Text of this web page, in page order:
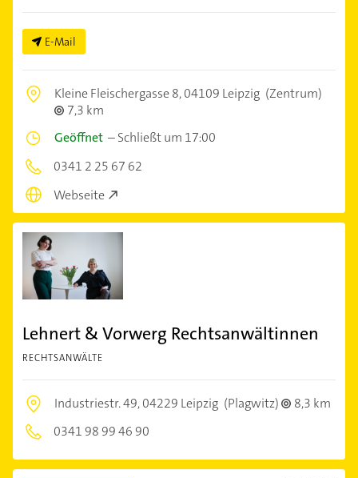
E-Mail
Kleine Fleischergasse 8,04109 Leipzig (Zentrum)
7,3 km
Geöffnet –Schließt um 17:00
0341 2 25 67 62
Webseite
Lehnert & Vorwerg Rechtsanwältinnen
RECHTSANWÄLTE
Industriestr. 49,04229 Leipzig (Plagwitz)
8,3 km
0341 98 99 46 90